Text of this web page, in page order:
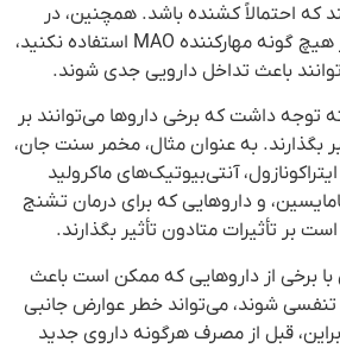
که احتمالاً کشنده باشد. همچنین، در
طول درمان با متادون، از هیچ گونه مهارکننده MAO استفاده نکنید،
باعث تداخل دارویی جدی شوند.
توجه داشت که برخی داروها می‌توانند بر
بگذارند. به عنوان مثال، مخمر سنت جان،
آنتی‌بیوتیک‌های ماکرولید
و داروهایی که برای درمان تشنج
بر تأثیرات متادون تأثیر بگذارند.
برخی از داروهایی که ممکن است باعث
شوند، می‌تواند خطر عوارض جانبی
قبل از مصرف هرگونه داروی جدید